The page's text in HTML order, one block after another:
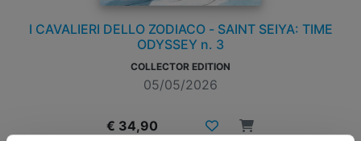
I CAVALIERI DELLO ZODIACO - SAINT SEIYA: TIME
ODYSSEY n. 3
COLLECTOR EDITION
05/05/2026
€ 34,90